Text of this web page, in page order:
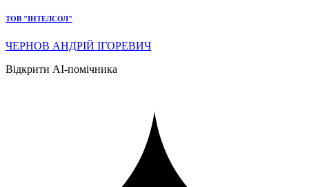
ТОВ "ІНТЕЛСОЛ"
ЧЕРНОВ АНДРІЙ ІГОРЕВИЧ
Відкрити AI-помічника